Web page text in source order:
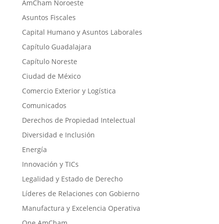
AmCham Noroeste
Asuntos Fiscales
Capital Humano y Asuntos Laborales
Capítulo Guadalajara
Capítulo Noreste
Ciudad de México
Comercio Exterior y Logística
Comunicados
Derechos de Propiedad Intelectual
Diversidad e Inclusión
Energía
Innovación y TICs
Legalidad y Estado de Derecho
Líderes de Relaciones con Gobierno
Manufactura y Excelencia Operativa